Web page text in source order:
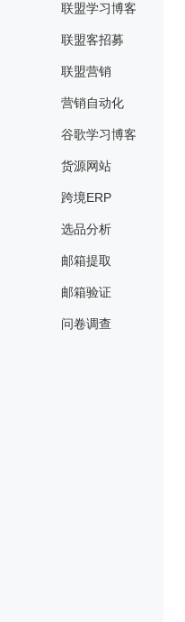
联盟学习博客
联盟客招募
联盟营销
营销自动化
谷歌学习博客
货源网站
跨境ERP
选品分析
邮箱提取
邮箱验证
问卷调查